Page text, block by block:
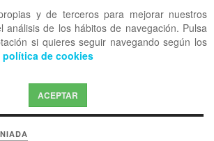
y de terceros para mejorar nuestros
análisis de los hábitos de navegación. Pulsa
si quieres seguir navegando según los
política de cookies
ACEPTAR